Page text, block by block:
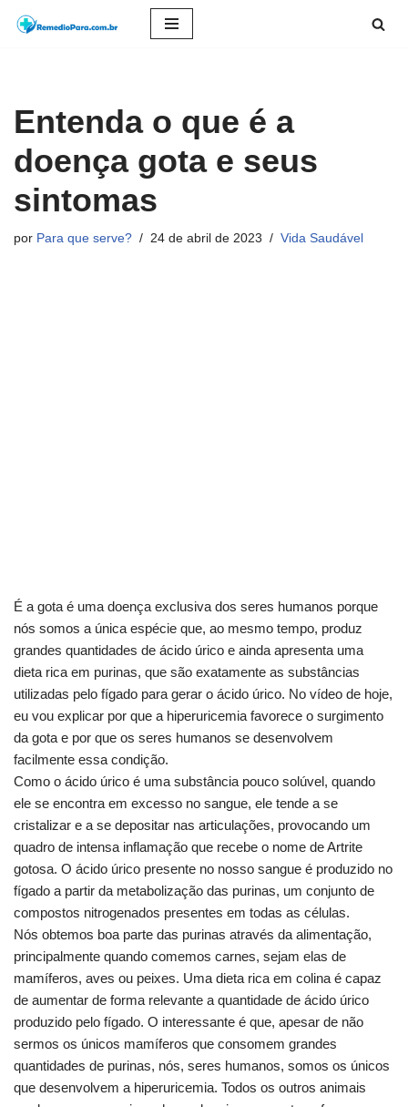
conteúdo
Entenda o que é a
doença gota e seus
sintomas
por Para que serve? 24 de abril de 2023 Vida Saudável
É a gota é uma doença exclusiva dos seres humanos porque
nós somos a única espécie que, ao mesmo tempo, produz
grandes quantidades de ácido úrico e ainda apresenta uma
dieta rica em purinas, que são exatamente as substâncias
utilizadas pelo fígado para gerar o ácido úrico. No vídeo de hoje,
eu vou explicar por que a hiperuricemia favorece o surgimento
da gota e por que os seres humanos se desenvolvem
facilmente essa condição.
Como o ácido úrico é uma substância pouco solúvel, quando
ele se encontra em excesso no sangue, ele tende a se
cristalizar e a se depositar nas articulações, provocando um
quadro de intensa inflamação que recebe o nome de Artrite
gotosa. O ácido úrico presente no nosso sangue é produzido no
fígado a partir da metabolização das purinas, um conjunto de
compostos nitrogenados presentes em todas as células.
Nós obtemos boa parte das purinas através da alimentação,
principalmente quando comemos carnes, sejam elas de
mamíferos, aves ou peixes. Uma dieta rica em colina é capaz
de aumentar de forma relevante a quantidade de ácido úrico
produzido pelo fígado. O interessante é que, apesar de não
sermos os únicos mamíferos que consomem grandes
quantidades de purinas, nós, seres humanos, somos os únicos
que desenvolvem a hiperuricemia. Todos os outros animais